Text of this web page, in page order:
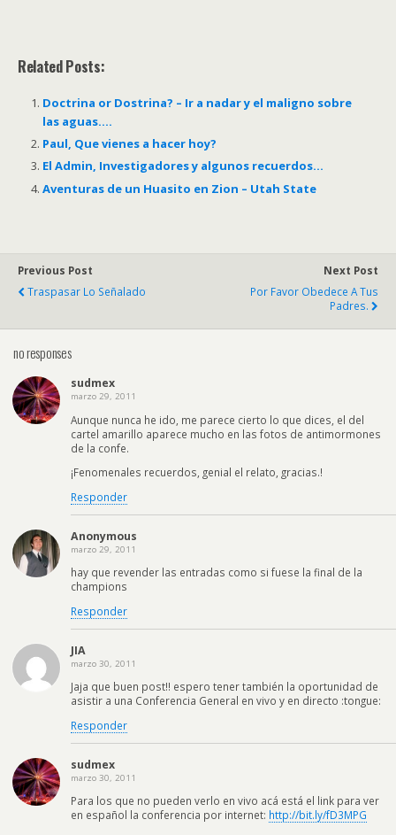
Related Posts:
Doctrina or Dostrina? – Ir a nadar y el maligno sobre
las aguas….
Paul, Que vienes a hacer hoy?
El Admin, Investigadores y algunos recuerdos…
Aventuras de un Huasito en Zion – Utah State
Previous Post
Traspasar Lo Señalado
Next Post
Por Favor Obedece A Tus
Padres.
no responses
sudmex
marzo 29, 2011
Aunque nunca he ido, me parece cierto lo que dices, el del
cartel amarillo aparece mucho en las fotos de antimormones
de la confe.
¡Fenomenales recuerdos, genial el relato, gracias.!
Responder
Anonymous
marzo 29, 2011
hay que revender las entradas como si fuese la final de la
champions
Responder
JIA
marzo 30, 2011
Jaja que buen post!! espero tener también la oportunidad de
asistir a una Conferencia General en vivo y en directo :tongue:
Responder
sudmex
marzo 30, 2011
Para los que no pueden verlo en vivo acá está el link para ver
en español la conferencia por internet: http://bit.ly/fD3MPG